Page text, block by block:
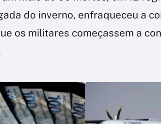
do inverno, enfraqueceu a
os militares começassem a